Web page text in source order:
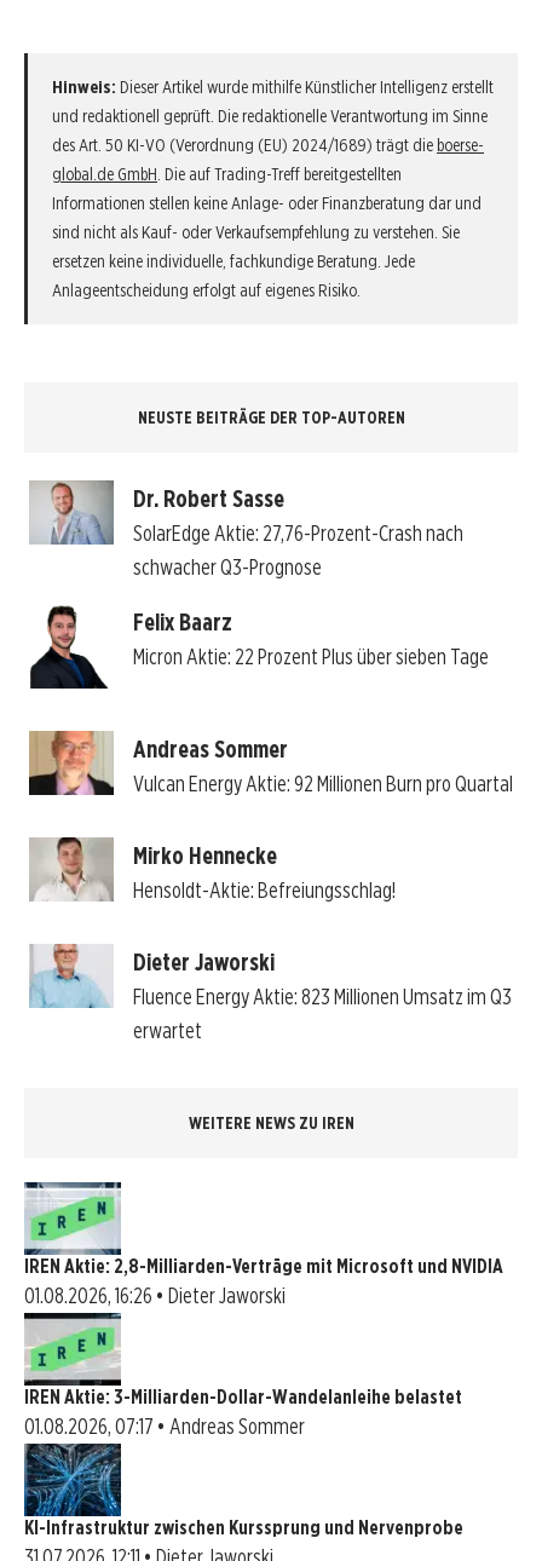
Hinweis: Dieser Artikel wurde mithilfe Künstlicher Intelligenz erstellt
und redaktionell geprüft. Die redaktionelle Verantwortung im Sinne
des Art. 50 KI-VO (Verordnung (EU) 2024/1689) trägt die boerse-
global.de GmbH . Die auf Trading-Treff bereitgestellten
Informationen stellen keine Anlage- oder Finanzberatung dar und
sind nicht als Kauf- oder Verkaufsempfehlung zu verstehen. Sie
ersetzen keine individuelle, fachkundige Beratung. Jede
Anlageentscheidung erfolgt auf eigenes Risiko.
NEUSTE BEITRÄGE DER TOP-AUTOREN
Dr. Robert Sasse
SolarEdge Aktie: 27,76-Prozent-Crash nach
schwacher Q3-Prognose
Felix Baarz
Micron Aktie: 22 Prozent Plus über sieben Tage
Andreas Sommer
Vulcan Energy Aktie: 92 Millionen Burn pro Quartal
Mirko Hennecke
Hensoldt-Aktie: Befreiungsschlag!
Dieter Jaworski
Fluence Energy Aktie: 823 Millionen Umsatz im Q3
erwartet
WEITERE NEWS ZU IREN
IREN Aktie: 2,8-Milliarden-Verträge mit Microsoft und NVIDIA
01.08.2026, 16:26 • Dieter Jaworski
IREN Aktie: 3-Milliarden-Dollar-Wandelanleihe belastet
01.08.2026, 07:17 • Andreas Sommer
KI-Infrastruktur zwischen Kurssprung und Nervenprobe